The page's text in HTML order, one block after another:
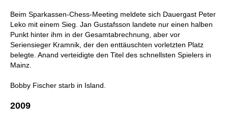
Beim Sparkassen-Chess-Meeting meldete sich Dauergast Peter
Leko mit einem Sieg. Jan Gustafsson landete nur einen halben
Punkt hinter ihm in der Gesamtabrechnung, aber vor
Seriensieger Kramnik, der den enttäuschten vorletzten Platz
belegte. Anand verteidigte den Titel des schnellsten Spielers in
Mainz.
Bobby Fischer starb in Island.
2009